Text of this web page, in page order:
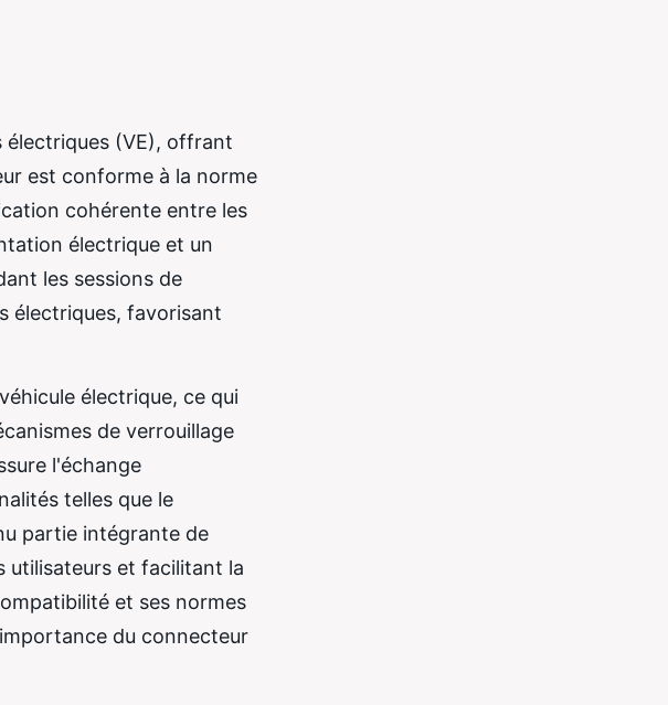
électriques (VE), offrant
est conforme à la norme
cohérente entre les
électrique et un
les sessions de
électriques, favorisant
électrique, ce qui
de verrouillage
l'échange
telles que le
partie intégrante de
utilisateurs et facilitant la
et ses normes
du connecteur